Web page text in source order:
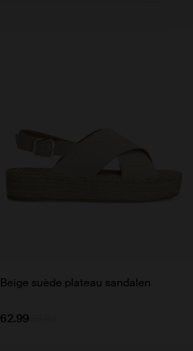
Beige suède plateau sandalen
62.99